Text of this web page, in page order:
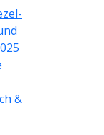
&